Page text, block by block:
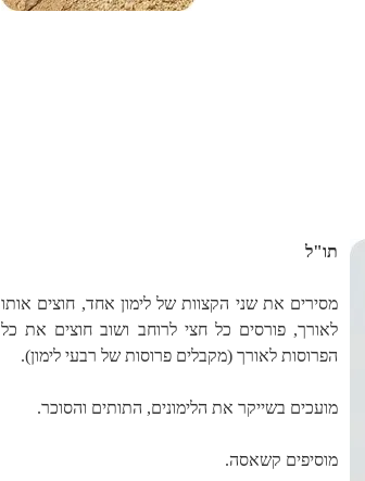
תו"ל
מסירים את שני הקצוות של לימון אחד, חוצים אותו
לאורך, פורסים כל חצי לרוחב ושוב חוצים את כל
הפרוסות לאורך (מקבלים פרוסות של רבעי לימון).
מועכים בשייקר את הלימונים, התותים והסוכר.
מוסיפים קשאסה.